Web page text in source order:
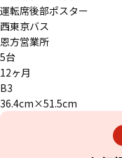
運転席後部ポスター
西東京バス
恩方営業所
5台
12ヶ月
B3
36.4cm×51.5cm